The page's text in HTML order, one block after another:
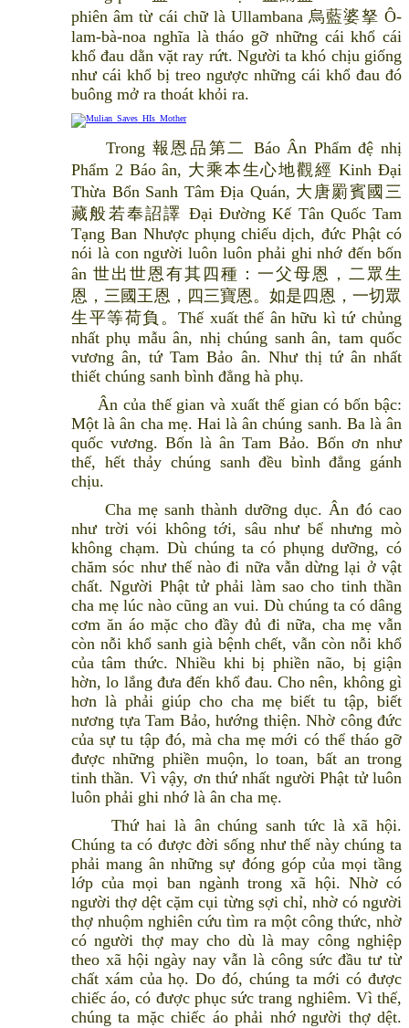
phiên âm từ cái chữ là Ullambana 烏藍婆拏 Ô-
lam-bà-noa nghĩa là tháo gỡ những cái khổ cái
khổ đau dằn vặt ray rứt. Người ta khó chịu giống
như cái khổ bị treo ngược những cái khổ đau đó
buông mở ra thoát khỏi ra.
Trong 報恩品第二 Báo Ân Phẩm đệ nhị
Phẩm 2 Báo ân, 大乘本生心地觀經 Kinh Đại
Thừa Bổn Sanh Tâm Địa Quán, 大唐罽賓國三
藏般若奉詔譯 Đại Đường Kế Tân Quốc Tam
Tạng Ban Nhược phụng chiếu dịch, đức Phật có
nói là con người luôn luôn phải ghi nhớ đến bốn
ân 世出世恩有其四種：一父母恩，二眾生
恩，三國王恩，四三寶恩。如是四恩，一切眾
生平等荷負。Thế xuất thế ân hữu kì tứ chủng
nhất phụ mẫu ân, nhị chúng sanh ân, tam quốc
vương ân, tứ Tam Bảo ân. Như thị tứ ân nhất
thiết chúng sanh bình đẳng hà phụ.
Ân của thế gian và xuất thế gian có bốn bậc:
Một là ân cha mẹ. Hai là ân chúng sanh. Ba là ân
quốc vương. Bốn là ân Tam Bảo. Bốn ơn như
thế, hết thảy chúng sanh đều bình đẳng gánh
chịu.
Cha mẹ sanh thành dưỡng dục. Ân đó cao
như trời vói không tới, sâu như bể nhưng mò
không chạm. Dù chúng ta có phụng dưỡng, có
chăm sóc như thế nào đi nữa vẫn dừng lại ở vật
chất. Người Phật tử phải làm sao cho tinh thần
cha mẹ lúc nào cũng an vui. Dù chúng ta có dâng
cơm ăn áo mặc cho đầy đủ đi nữa, cha mẹ vẫn
còn nỗi khổ sanh già bệnh chết, vẫn còn nỗi khổ
của tâm thức. Nhiều khi bị phiền não, bị giận
hờn, lo lắng đưa đến khổ đau. Cho nên, không gì
hơn là phải giúp cho cha mẹ biết tu tập, biết
nương tựa Tam Bảo, hướng thiện. Nhờ công đức
của sự tu tập đó, mà cha mẹ mới có thể tháo gỡ
được những phiền muộn, lo toan, bất an trong
tinh thần. Vì vậy, ơn thứ nhất người Phật tử luôn
luôn phải ghi nhớ là ân cha mẹ.
Thứ hai là ân chúng sanh tức là xã hội.
Chúng ta có được đời sống như thế này chúng ta
phải mang ân những sự đóng góp của mọi tầng
lớp của mọi ban ngành trong xã hội. Nhờ có
người thợ dệt cặm cụi từng sợi chỉ, nhờ có người
thợ nhuộm nghiên cứu tìm ra một công thức, nhờ
có người thợ may cho dù là may công nghiệp
theo xã hội ngày nay vẫn là công sức đầu tư từ
chất xám của họ. Do đó, chúng ta mới có được
chiếc áo, có được phục sức trang nghiêm. Vì thế,
chúng ta mặc chiếc áo phải nhớ người thợ dệt.